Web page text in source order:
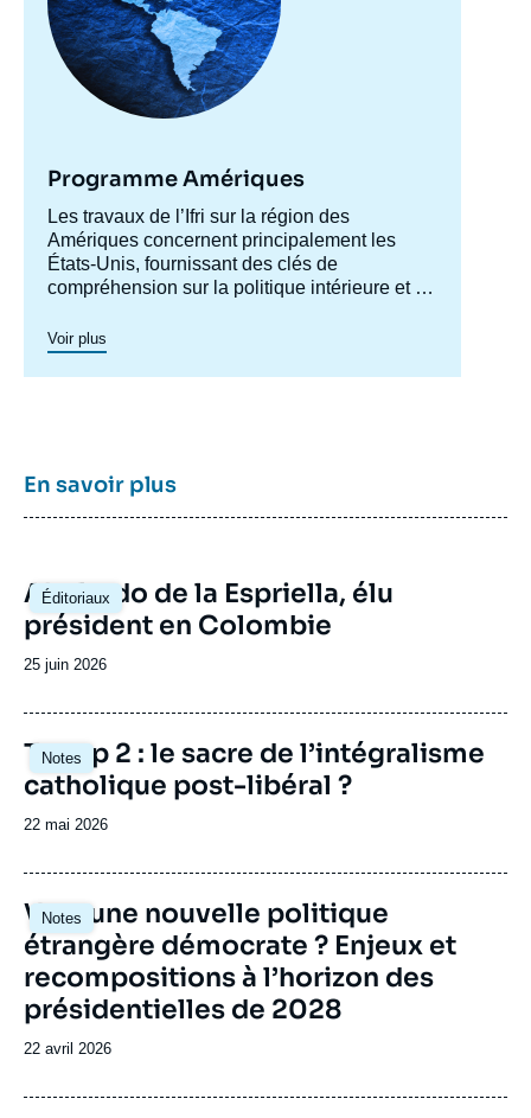
Programme Amériques
Accroche
centre
Les travaux de l’Ifri sur la région des
Amériques concernent principalement les
États-Unis, fournissant des clés de
compréhension sur la politique intérieure et la
appréhender les évolutions de la politique
étrangère et de défense du pays ainsi les
questions transatlantiques et commerciales.
recherche sur le Canada
en 2016, dont les archives restent
accessibles.
Voir plus
En savoir plus
Éditoriaux
Image
principale
Abelardo de la Espriella, élu
président en Colombie
Date
publication
25 juin 2026
Notes
Image
principale
Trump 2 : le sacre de l’intégralisme
catholique post-libéral ?
Date
publication
22 mai 2026
Notes
Image
principale
Vers une nouvelle politique
étrangère démocrate ? Enjeux et
recompositions à l’horizon des
présidentielles de 2028
Date
publication
22 avril 2026